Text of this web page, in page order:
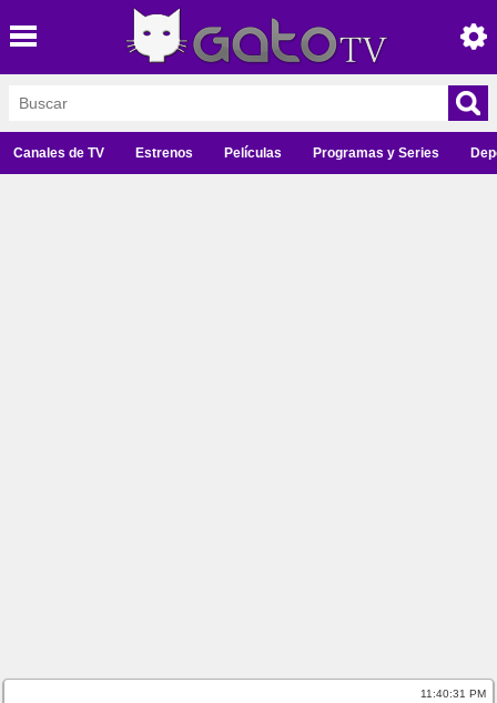
Canales de TV Estrenos Películas Programas y Series
11:40:32 PM